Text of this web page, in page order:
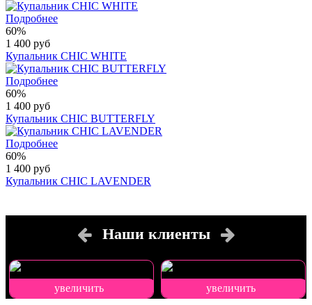
Подробнее
60%
1 400 руб
Купальник CHIC WHITE
Подробнее
60%
1 400 руб
Купальник CHIC BUTTERFLY
Подробнее
60%
1 400 руб
Купальник CHIC LAVENDER
Наши клиенты
увеличить увеличить